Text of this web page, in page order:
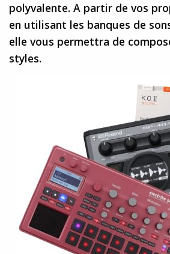
polyvalente. A partir de vos
en utilisant les banques de
elle vous permettra de
styles.